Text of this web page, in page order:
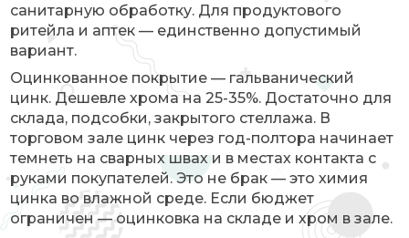
санитарную обработку. Для продуктового
ритейла и аптек — единственно допустимый
вариант.
Оцинкованное покрытие — гальванический
цинк. Дешевле хрома на 25-35%. Достаточно для
склада, подсобки, закрытого стеллажа. В
торговом зале цинк через год-полтора начинает
темнеть на сварных швах и в местах контакта с
руками покупателей. Это не брак — это химия
цинка во влажной среде. Если бюджет
ограничен — оцинковка на складе и хром в зале.